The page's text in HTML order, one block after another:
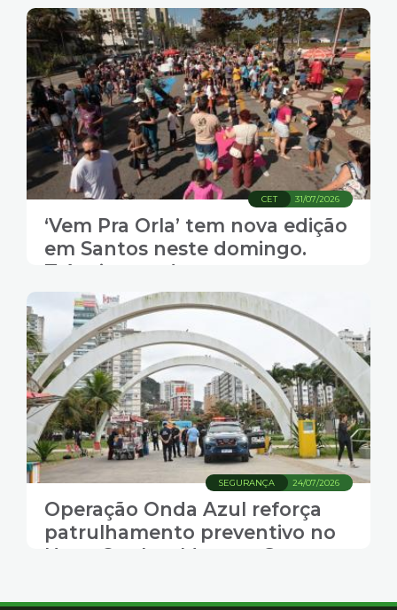
31/07/2026
CET
‘Vem Pra Orla’ tem nova edição
em Santos neste domingo.
Trânsito muda
24/07/2026
SEGURANÇA
Operação Onda Azul reforça
patrulhamento preventivo no
Novo Quebra-Mar, em Santos